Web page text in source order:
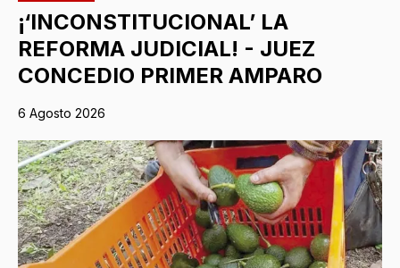
¡‘INCONSTITUCIONAL’ LA
REFORMA JUDICIAL! - JUEZ
CONCEDIO PRIMER AMPARO
6 Agosto 2026